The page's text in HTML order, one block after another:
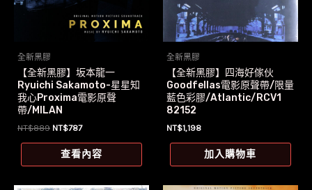
全新黑膠
【全新黑膠】坂本龍一
Ryuichi Sakamoto-星星知
我心Proxima電影原聲
帶/MILAN
NT$889 原
格：
NT$787目
價
格：
查看內容
全新黑膠
【全新黑膠】四海好傢伙
Goodfellas電影原聲帶/限量
藍色彩膠/Atlantic/RCV1
82152
NT$1,198
加入購物車